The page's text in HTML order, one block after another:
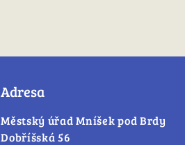
Adresa
Městský úřad Mníšek pod Brdy
Dobříšská 56